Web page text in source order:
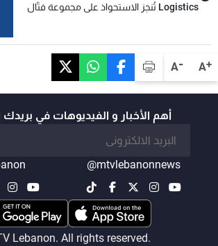
A+
A-
Logistics تُنجز الاستحواذ على مجموعة فتّال
أهم الأخبار و الفيديوهات في بريدك
@mtvlebanonnews
Lebanon. All rights reserved.